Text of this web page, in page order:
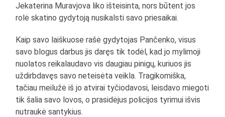
Jekaterina Muravjova liko išteisinta, nors būtent jos
rolė skatino gydytoją nusikalsti savo priesaikai.
Kaip savo laiškuose rašė gydytojas Pančenko, visus
savo blogus darbus jis daręs tik todėl, kad jo mylimoji
nuolatos reikalaudavo vis daugiau pinigų, kuriuos jis
uždirbdavęs savo neteisėta veikla. Tragikomiška,
tačiau meilužė iš jo atvirai tyčiodavosi, leisdavo miegoti
tik šalia savo lovos, o prasidėjus policijos tyrimui išvis
nutraukė santykius.